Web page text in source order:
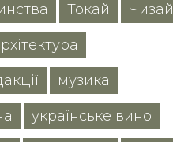
Токай Чизай
музика
українське вино